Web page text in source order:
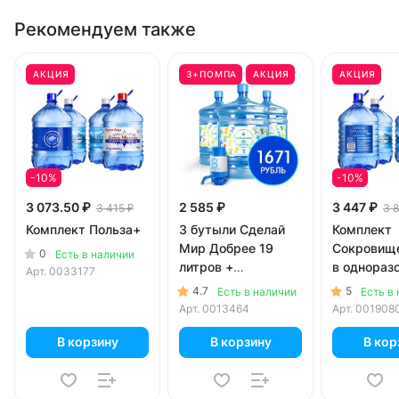
Рекомендуем также
АКЦИЯ
-10%
3 073.50 ₽ 3 415 ₽
Комплект Польза+
0
Есть в наличии
Арт. 0033177
В корзину
3+ПОМПА АКЦИЯ
2 585 ₽
3 бутыли Сделай
Мир Добрее 19
литров +
механическая
помпа
4.7
Есть в наличии
Арт. 0013464
В корзину
АКЦИЯ
-10%
3 447 ₽ 3
Комплект
в
5
Есть в
Арт.
В